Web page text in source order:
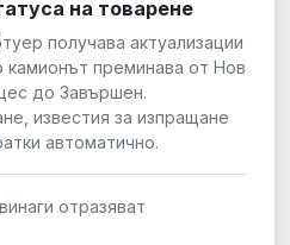
на товарене
получава актуализации
преминава от Нов
до Завършен.
известия за изпращане
автоматично.
отразяват